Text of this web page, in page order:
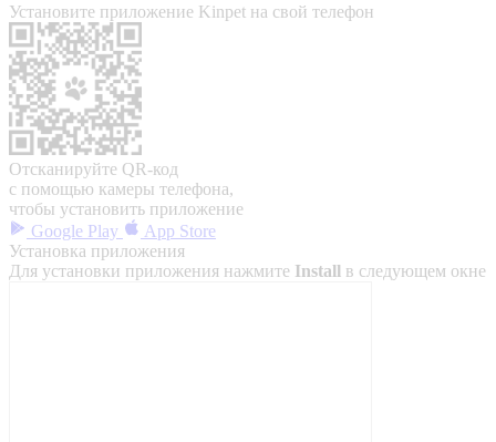
Установите приложение Kinpet на свой телефон
Отсканируйте QR-код
с помощью камеры телефона,
чтобы установить приложение
Google Play
App Store
Установка приложения
Для установки приложения нажмите Install в следующем окне